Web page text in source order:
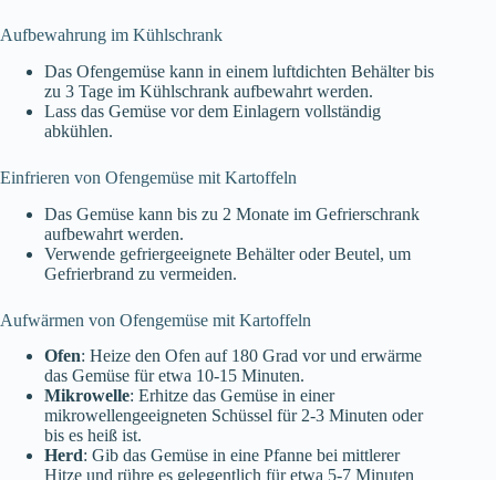
Aufbewahrung im Kühlschrank
Das Ofengemüse kann in einem luftdichten Behälter bis
zu 3 Tage im Kühlschrank aufbewahrt werden.
Lass das Gemüse vor dem Einlagern vollständig
abkühlen.
Einfrieren von Ofengemüse mit Kartoffeln
Das Gemüse kann bis zu 2 Monate im Gefrierschrank
aufbewahrt werden.
Verwende gefriergeeignete Behälter oder Beutel, um
Gefrierbrand zu vermeiden.
Aufwärmen von Ofengemüse mit Kartoffeln
Ofen: Heize den Ofen auf 180 Grad vor und erwärme
das Gemüse für etwa 10-15 Minuten.
Mikrowelle: Erhitze das Gemüse in einer
mikrowellengeeigneten Schüssel für 2-3 Minuten oder
bis es heiß ist.
Herd: Gib das Gemüse in eine Pfanne bei mittlerer
Hitze und rühre es gelegentlich für etwa 5-7 Minuten